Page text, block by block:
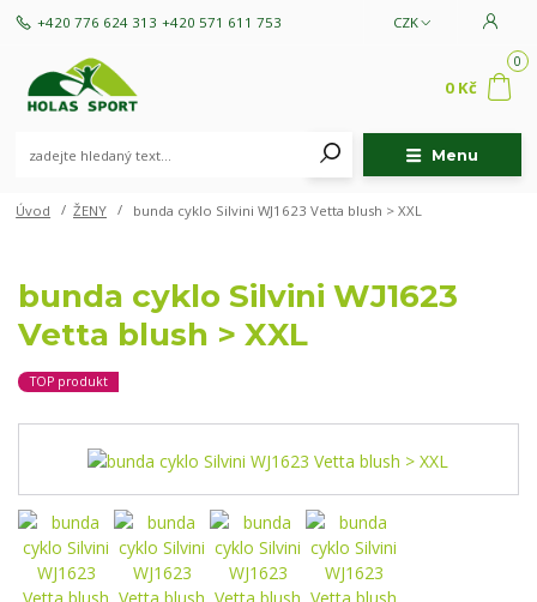
Menu
CZK
+420 776 624 313 +420 571 611 753
0
0 Kč
Úvod ŽENY bunda cyklo Silvini WJ1623 Vetta blush > XXL
bunda cyklo Silvini WJ1623
Vetta blush > XXL
TOP produkt